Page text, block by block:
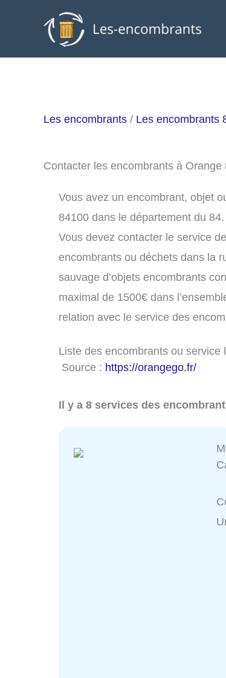
Les encombrants / Les encombrants
Contacter les encombrants à Orange
Vous avez un encombrant, objet
84100 dans le département du 84.
Vous devez contacter le service
encombrants ou déchets dans la
sauvage d’objets encombrants
maximal de 1500€ dans
relation avec le service des
Liste des encombrants ou
Source : https://orangego.fr/
Il y a 8 services des